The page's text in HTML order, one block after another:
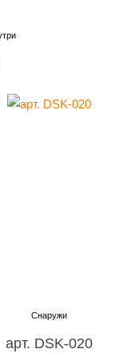
арт. DSK-020